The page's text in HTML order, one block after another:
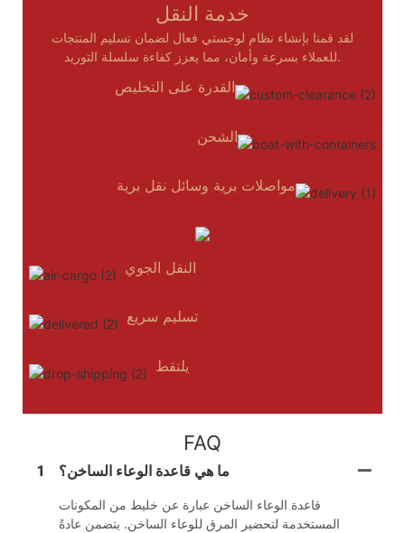
خدمة النقل
لقد قمنا بإنشاء نظام لوجستي فعال لضمان تسليم المنتجات
للعملاء بسرعة وأمان، مما يعزز كفاءة سلسلة التوريد.
القدرة على التخليص
الشحن
مواصلات برية وسائل نقل برية
النقل الجوي
تسليم سريع
يلتقط
FAQ
1 ما هي قاعدة الوعاء الساخن؟
قاعدة الوعاء الساخن عبارة عن خليط من المكونات
المستخدمة لتحضير المرق للوعاء الساخن. يتضمن عادةً